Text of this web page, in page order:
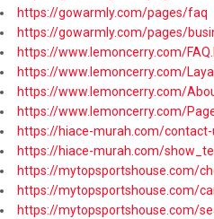
https://gowarmly.com/pages/faq
https://gowarmly.com/pages/
https://www.lemoncerry.com/
https://www.lemoncerry.com/
https://www.lemoncerry.com/
https://www.lemoncerry.com/
https://hiace-murah.com/contact-
https://hiace-murah.com/
https://mytopsportshouse.com/
https://mytopsportshouse.com/
https://mytopsportshouse.com/